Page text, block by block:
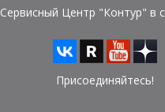
Сервисный Центр "Контур" в
Присоединяйтесь!